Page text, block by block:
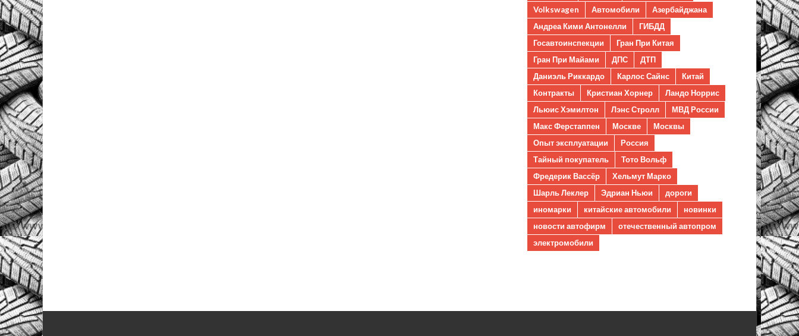
Volkswagen
Автомобили
Азербайджана
Андреа Кими Антонелли
ГИБДД
Госавтоинспекции
Гран При Китая
Гран При Майами
ДПС
ДТП
Даниэль Риккардо
Карлос Сайнс
Китай
Контракты
Кристиан Хорнер
Ландо Норрис
Льюис Хэмилтон
Лэнс Стролл
МВД России
Макс Ферстаппен
Москве
Москвы
Опыт эксплуатации
Россия
Тайный покупатель
Тото Вольф
Фредерик Вассёр
Хельмут Марко
Шарль Леклер
Эдриан Ньюи
дороги
иномарки
китайские автомобили
новинки
новости автофирм
отечественный автопром
электромобили